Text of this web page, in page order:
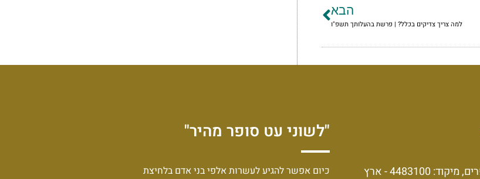
הבא
למה צריך צדיקים בכלל? | פרשת בהעלותך תשפ"ו
יצהר, ד.נ אפרים, מיקוד: 4483100 - ארץ
"לשוני עט סופר מהיר"
כיום אפשר להגיע לעשרות אלפי בני אדם בלחיצת